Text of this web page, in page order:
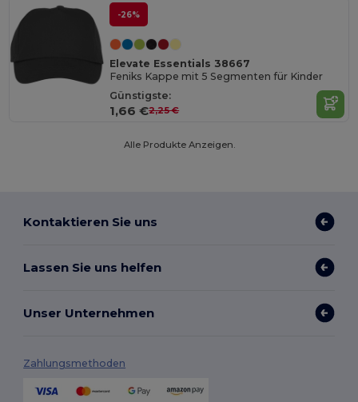
-26%
Elevate Essentials 38667
Feniks Kappe mit 5 Segmenten für Kinder
Günstigste:
1,66 €2,25 €
Alle Produkte Anzeigen.
Kontaktieren Sie uns
Lassen Sie uns helfen
Unser Unternehmen
Zahlungsmethoden